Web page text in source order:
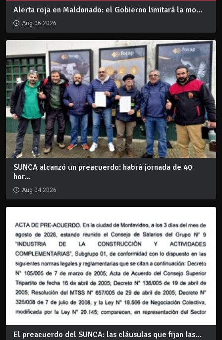
Alerta roja en Maldonado: el Gobierno limitará la mo...
Aug 06 2026
SUNCA alcanzó un preacuerdo: habrá jornada de 40
hor...
Aug 04 2026
El preacuerdo del SUNCA: las cláusulas que fijan las...